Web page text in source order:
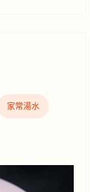
家常湯水